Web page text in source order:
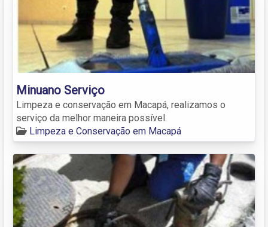
Minuano Serviço
Limpeza e conservação em Macapá, realizamos o
serviço da melhor maneira possível.
Limpeza e Conservação em Macapá